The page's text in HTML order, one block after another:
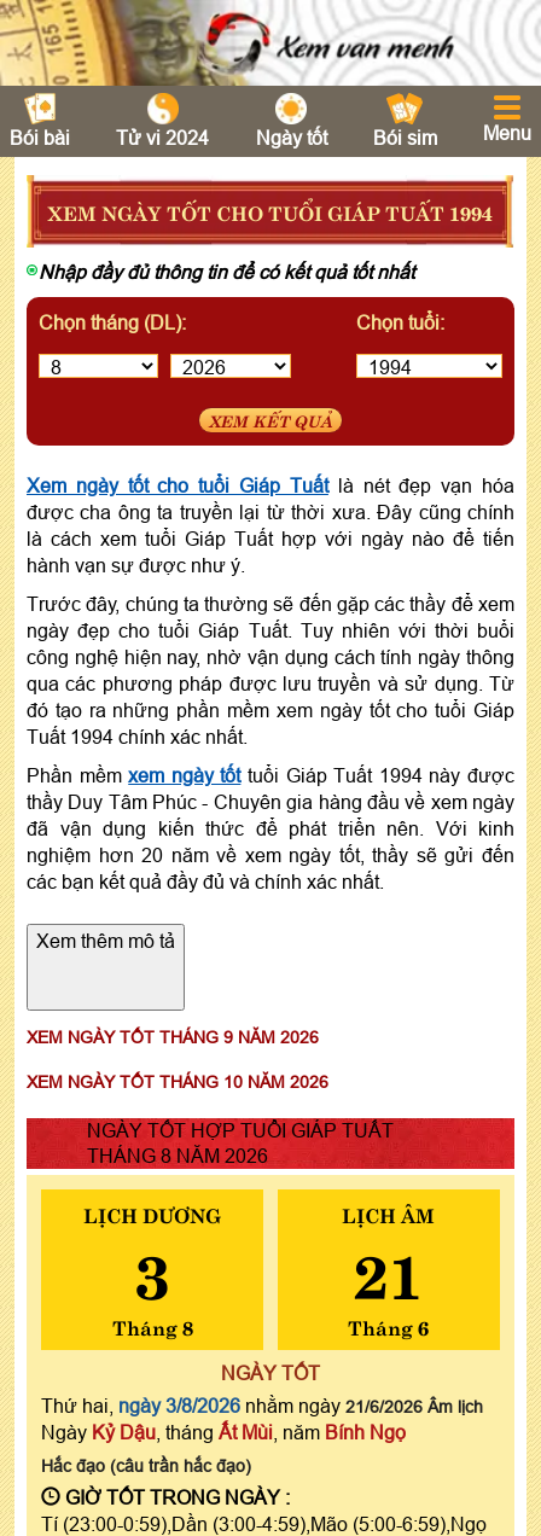
Bói bài Tử vi 2024 Ngày tốt Bói sim Menu
XEM NGÀY TỐT CHO TUỔI GIÁP TUẤT 1994
Nhập đầy đủ thông tin để có kết quả tốt nhất
Chọn tháng (DL): Chọn tuổi:
XEM KẾT QUẢ
Xem ngày tốt cho tuổi Giáp Tuấtlà nét đẹp vạn hóa
được cha ông ta truyền lại từ thời xưa. Đây cũng chính
là cách xem tuổi Giáp Tuất hợp với ngày nào để tiến
hành vạn sự được như ý.
Trước đây, chúng ta thường sẽ đến gặp các thầy để xem
ngày đẹp cho tuổi Giáp Tuất. Tuy nhiên với thời buổi
công nghệ hiện nay, nhờ vận dụng cách tính ngày thông
qua các phương pháp được lưu truyền và sử dụng. Từ
đó tạo ra những phần mềm xem ngày tốt cho tuổi Giáp
Tuất 1994 chính xác nhất.
Phần mềmxem ngày tốttuổi Giáp Tuất 1994 này được
thầy Duy Tâm Phúc - Chuyên gia hàng đầu về xem ngày
đã vận dụng kiến thức để phát triển nên. Với kinh
nghiệm hơn 20 năm về xem ngày tốt, thầy sẽ gửi đến
các bạn kết quả đầy đủ và chính xác nhất.
Xem thêm mô tả
XEM NGÀY TỐT THÁNG 9 NĂM 2026
XEM NGÀY TỐT THÁNG 10 NĂM 2026
NGÀY TỐT HỢP TUỔI GIÁP TUẤT
THÁNG 8 NĂM 2026
LỊCH DƯƠNG
3
Tháng 8
LỊCH ÂM
21
Tháng 6
NGÀY TỐT
Thứ hai, ngày 3/8/2026 nhằm ngày 21/6/2026 Âm lịch
Ngày Kỷ Dậu , tháng Ất Mùi , năm Bính Ngọ
Hắc đạo (câu trần hắc đạo)
GIỜ TỐT TRONG NGÀY :
Tí (23:00-0:59),Dần (3:00-4:59),Mão (5:00-6:59),Ngọ